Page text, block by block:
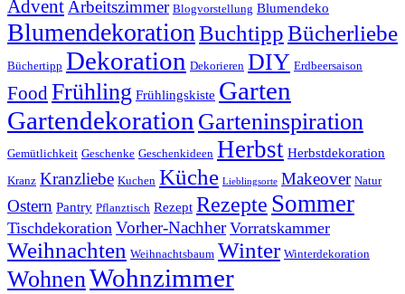
Advent Arbeitszimmer Blogvorstellung Blumendeko
Blumendekoration BuchtippBücherliebe
Büchertipp Dekoration Dekorieren DIY Erdbeersaison
FoodFrühling Frühlingskiste Garten
Gartendekoration Garteninspiration
Gemütlichkeit Geschenke Geschenkideen Herbst Herbstdekoration
Kranz Kranzliebe Kuchen Küche Lieblingsorte Makeover Natur
Ostern Pantry Pflanztisch Rezept Rezepte Sommer
Tischdekoration Vorher-Nachher Vorratskammer
Weihnachten Weihnachtsbaum Winter Winterdekoration
WohnenWohnzimmer